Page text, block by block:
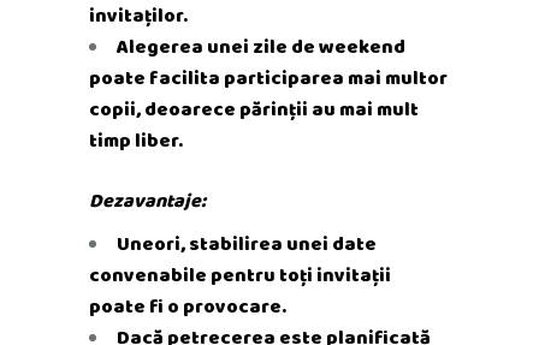
invitaților.
Alegerea unei zile de weekend
poate facilita participarea mai multor
copii, deoarece părinții au mai mult
timp liber.
Dezavantaje:
Uneori, stabilirea unei date
convenabile pentru toți invitații
poate fi o provocare.
Dacă petrecerea este planificată